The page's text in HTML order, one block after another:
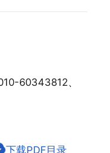
60343812、
下载PDF目录